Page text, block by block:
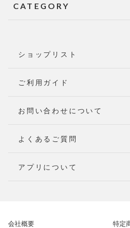
CATEGORY
ショップリスト
ご利用ガイド
お問い合わせについて
よくあるご質問
アプリについて
会社概要
特定